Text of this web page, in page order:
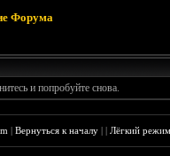
Форума
и попробуйте снова.
|Вернуться к началу ||Лёгкий